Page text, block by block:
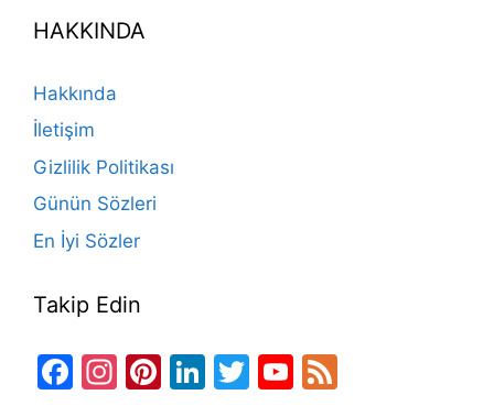
b
o
o
k
a
HAKKINDA
Hakkında
İletişim
Gizlilik Politikası
Günün Sözleri
En İyi Sözler
Takip Edin
Facebook
Instagram
Pinterest
LinkedIn
TwitterYouTube